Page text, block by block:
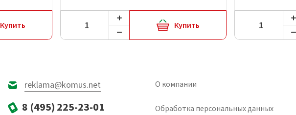
Купить Купить
reklama@komus.net
8 (495) 225-23-01
О компании
Обработка персональных данных